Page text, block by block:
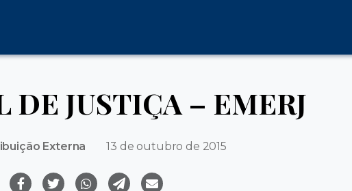
DE JUSTIÇA – EMERJ
Externa 13 de outubro de 2015